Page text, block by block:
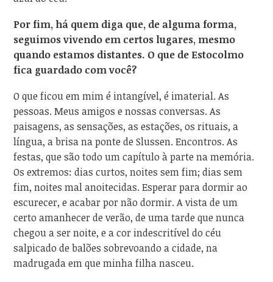
Por fim, há quem diga que, de alguma forma,
seguimos vivendo em certos lugares, mesmo
quando estamos distantes. O que de Estocolmo
fica guardado com você?
O que ficou em mim é intangível, é imaterial. As
pessoas. Meus amigos e nossas conversas. As
paisagens, as sensações, as estações, os rituais, a
língua, a brisa na ponte de Slussen. Encontros. As
festas, que são todo um capítulo à parte na memória.
Os extremos: dias curtos, noites sem fim; dias sem
fim, noites mal anoitecidas. Esperar para dormir ao
escurecer, e acabar por não dormir. A vista de um
certo amanhecer de verão, de uma tarde que nunca
chegou a ser noite, e a cor indescritível do céu
salpicado de balões sobrevoando a cidade, na
madrugada em que minha filha nasceu.